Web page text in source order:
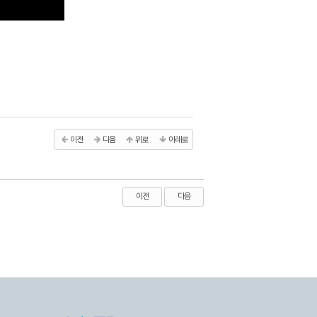
이전 다음 위로 아래로
이전 다음